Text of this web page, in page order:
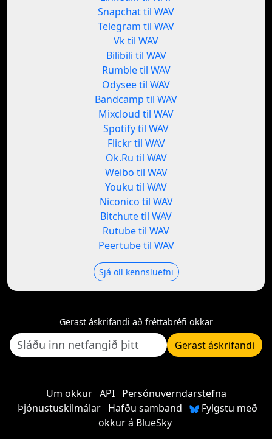
Snapchat til WAV
Telegram til WAV
Vk til WAV
Bilibili til WAV
Rumble til WAV
Odysee til WAV
Bandcamp til WAV
Mixcloud til WAV
Spotify til WAV
Flickr til WAV
Ok.Ru til WAV
Weibo til WAV
Youku til WAV
Niconico til WAV
Bitchute til WAV
Rutube til WAV
Peertube til WAV
Sjá öll kennsluefni
Gerast áskrifandi að fréttabréfi okkar
Gerast áskrifandi
Um okkur API
Persónuverndarstefna
Þjónustuskilmálar
Hafðu samband
Fylgstu með
okkur á BlueSky